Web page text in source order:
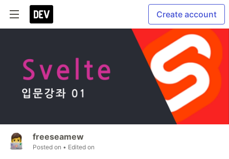
Create account
freeseamew
Posted on • Edited on